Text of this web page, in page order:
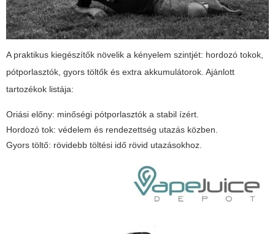
A praktikus kiegészítők növelik a kényelem szintjét: hordozó tokok,
pótporlasztók, gyors töltők és extra akkumulátorok. Ajánlott
tartozékok listája:
Oriási előny: minőségi pótporlasztók a stabil ízért.
Hordozó tok: védelem és rendezettség utazás közben.
Gyors töltő: rövidebb töltési idő rövid utazásokhoz.